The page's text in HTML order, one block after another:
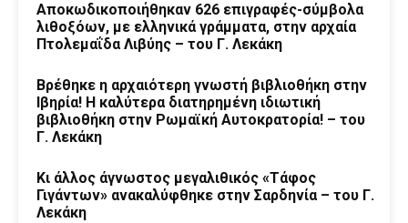
Αποκωδικοποιήθηκαν 626 επιγραφές-σύμβολα
λιθοξόων, με ελληνικά γράμματα, στην αρχαία
Πτολεμαΐδα Λιβύης – του Γ. Λεκάκη
Βρέθηκε η αρχαιότερη γνωστή βιβλιοθήκη στην
Ιβηρία! Η καλύτερα διατηρημένη ιδιωτική
βιβλιοθήκη στην Ρωμαϊκή Αυτοκρατορία! – του
Γ. Λεκάκη
Κι άλλος άγνωστος μεγαλιθικός «Τάφος
Γιγάντων» ανακαλύφθηκε στην Σαρδηνία – του Γ.
Λεκάκη